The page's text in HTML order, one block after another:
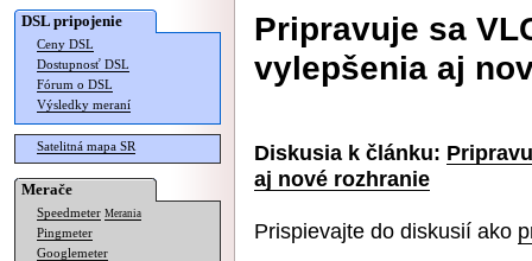
DSL pripojenie
Ceny DSL
Dostupnosť DSL
Fórum o DSL
Výsledky meraní
Satelitná mapa SR
Merače
Speedmeter Merania
Pingmeter
Googlemeter
Pripravuje sa
vylepšenia aj
Diskusia k článku:
aj nové rozhranie
Prispievajte do diskusií ako